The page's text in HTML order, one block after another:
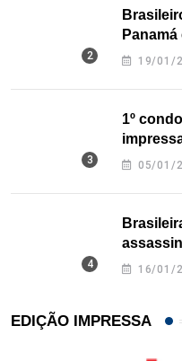
nos EUA
19/01/
1º
Texas
05/01/
16/01/
EDIÇÃO IMPRESSA